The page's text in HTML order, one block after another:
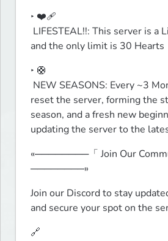
‣ ❤️‍🩹
and the only limit is 30 Hearts
‣ 🛟
reset the server, forming the
season, and a fresh new
updating the server to the
«────────「 Join Our
────────»
Join our Discord to stay
and secure your spot on the
🔗